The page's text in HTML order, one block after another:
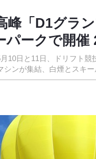
峰「D1グラ
パークで開
10日と11日、ドリフト
ンが集結、白煙とスキ